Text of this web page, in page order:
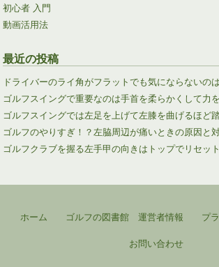
初心者 入門
動画活用法
最近の投稿
ドライバーのライ角がフラットでも気にならないの
ゴルフスイングで重要なのは手首を柔らかくして力
ゴルフスイングでは左足を上げて左膝を曲げるほど
ゴルフのやりすぎ！？左脇周辺が痛いときの原因と
ゴルフクラブを握る左手甲の向きはトップでリセッ
ホーム ゴルフの図書館 運営者情報
プ
お問い合わせ